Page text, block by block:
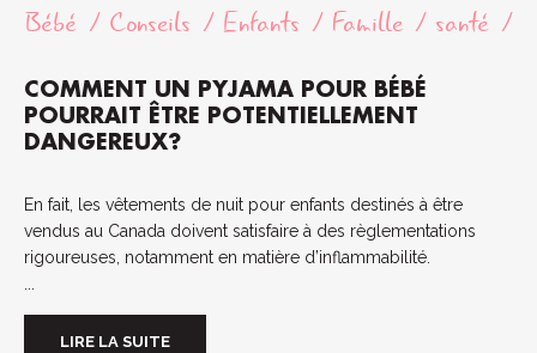
Bébé Conseils Enfants Famille santé
COMMENT UN PYJAMA POUR BÉBÉ
POURRAIT ÊTRE POTENTIELLEMENT
DANGEREUX?
En fait, les vêtements de nuit pour enfants destinés à être
vendus au Canada doivent satisfaire à des règlementations
rigoureuses, notamment en matière d’inflammabilité.
LIRE LA SUITE